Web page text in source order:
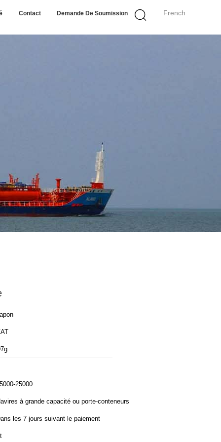
French
Contact Demande De Soumission
25000
à grande capacité ou porte-conteneurs
les 7 jours suivant le paiement